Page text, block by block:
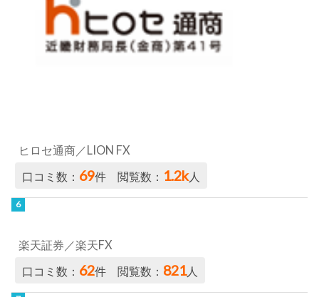
ヒロセ通商／LION FX
口コミ数： 69件 閲覧数： 1.2k人
楽天証券／楽天FX
口コミ数： 62件 閲覧数： 821人